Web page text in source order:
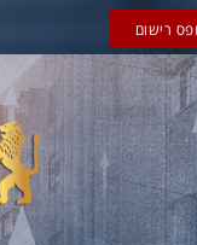
רישום